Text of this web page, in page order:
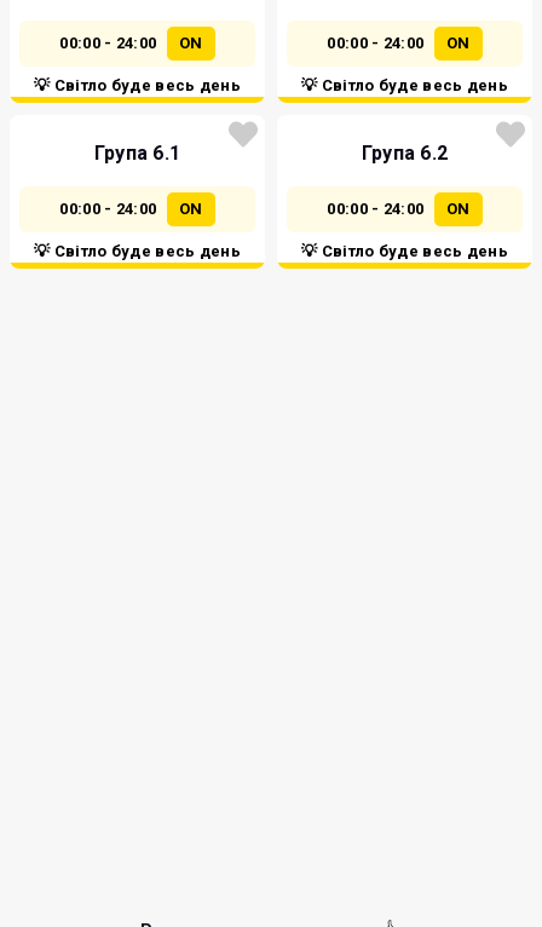
00:00 - 24:00 ON
💡 Світло буде весь день
00:00 - 24:00 ON
💡 Світло буде весь день
Група 6.1
00:00 - 24:00 ON
💡 Світло буде весь день
Група 6.2
00:00 - 24:00 ON
💡 Світло буде весь день